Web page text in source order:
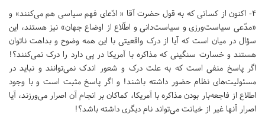
۴- اکنون از کسانی که به قول حضرت آقا « ادّعای فهم سیاسی هم می‌کنند‌» و
«‌مدّعی سیاست‌ورزی و سیاست‌دانی و اطّلاع از اوضاع جهان‌» نیز هستند، این
سؤال در میان است که آیا از درک واقعیتی با این همه وضوح و بداهت ناتوان
هستند و خسارت سنگینی که مذاکره با آمریکا در پی دارد را درک نمی‌کنند؟!
اگر پاسخ منفی است که به علت درک و شعور اندک نمی‌توانند و نباید در
مسئولیت‌های نظام حضور داشته باشند! و اگر پاسخ مثبت است و با وجود
اطلاع از فاجعه‌بار بودن مذاکره با آمریکا، کماکان بر انجام آن اصرار می‌ورزند، آیا
اصرار آنها غیر از خیانت می‌تواند نام دیگری داشته باشد؟!